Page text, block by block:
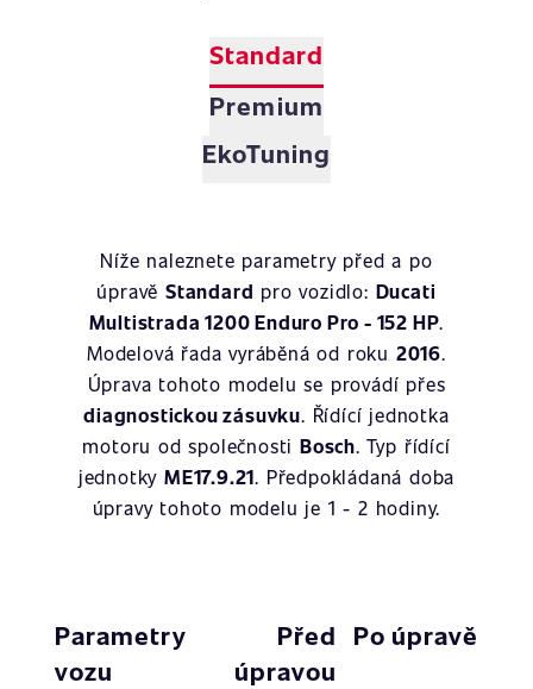
Standard
Premium
EkoTuning
Níže naleznete parametry před a po
úpravěStandard pro vozidlo: Ducati
Multistrada 1200 Enduro Pro - 152 HP.
Modelová řada vyráběná od roku 2016.
Úprava tohoto modelu se provádí přes
diagnostickou zásuvku. Řídící jednotka
motoru od společnosti Bosch. Typ řídící
jednotky ME17.9.21. Předpokládaná doba
úpravy tohoto modelu je 1 - 2 hodiny.
Parametry
vozu
Před
úpravou
Po úpravě